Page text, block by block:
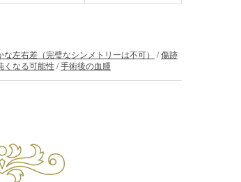
左右差（完璧なシンメトリーは不可） /傷跡
くなる可能性 /手術後の血腫